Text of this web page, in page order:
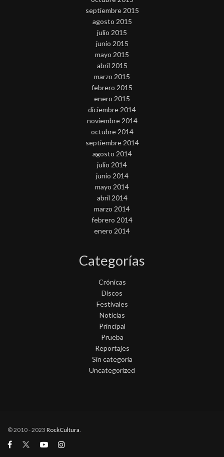
septiembre 2015
agosto 2015
julio 2015
junio 2015
mayo 2015
abril 2015
marzo 2015
febrero 2015
enero 2015
diciembre 2014
noviembre 2014
octubre 2014
septiembre 2014
agosto 2014
julio 2014
junio 2014
mayo 2014
abril 2014
marzo 2014
febrero 2014
enero 2014
Categorías
Crónicas
Discos
Festivales
Noticias
Principal
Prueba
Reportajes
Sin categoría
Uncategorized
© 2010 - 2023 RockCultura.